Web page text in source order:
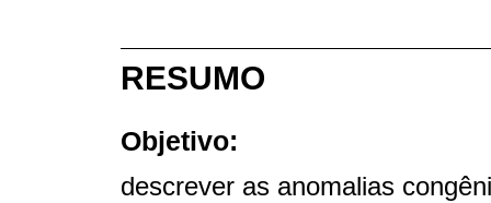
RESUMO
Objetivo:
descrever as anomalias